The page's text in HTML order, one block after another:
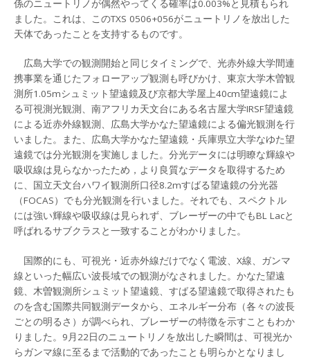
係のニュートリノが偶然やってくる確率は0.003%と見積もられ
ました。これは、このTXS 0506+056がニュートリノを放出した
天体であったことを支持するものです。
広島大学での観測開始と同じタイミングで、光赤外線大学間連
携事業を通じたフォローアップ観測も呼びかけ、東京大学木曽観
測所1.05mシュミット望遠鏡及び京都大学屋上40cm望遠鏡によ
る可視測光観測、南アフリカ天文台にある名古屋大学IRSF望遠鏡
による近赤外線観測、広島大学かなた望遠鏡による偏光観測を行
いました。また、広島大学かなた望遠鏡・兵庫県立大学なゆた望
遠鏡では分光観測を実施しました。分光データには明瞭な輝線や
吸収線は見らなかったため，より良質なデータを取得するため
に、国立天文台ハワイ観測所口径8.2mすばる望遠鏡の分光器
（FOCAS）でも分光観測を行いました。それでも、スペクトル
には強い輝線や吸収線は見られず、ブレーザーの中でもBL Lacと
呼ばれるサブクラスと一致することがわかりました。
国際的にも、可視光・近赤外線だけでなく電波、X線、ガンマ
線といった幅広い波長域での観測がなされました。かなた望遠
鏡、木曽観測所シュミット望遠鏡、すばる望遠鏡で取得されたも
のを含む国際共同観測データから、エネルギー分布（各々の波長
ごとの明るさ）が調べられ、ブレーザーの特徴を示すこともわか
りました。9月22日のニュートリノを放出した瞬間は、可視光か
らガンマ線に至るまで活動的であったことも明らかとなりまし